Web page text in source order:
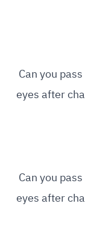
.Can you
eyes after
.Can you
eyes after